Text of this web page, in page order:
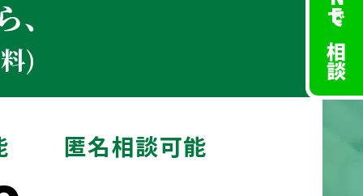
で相談
)
匿名相談可能